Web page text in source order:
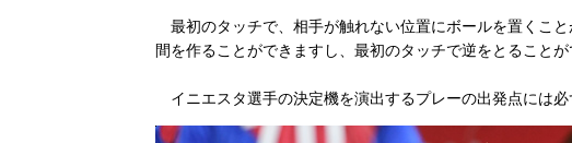
最初のタッチで、相手が触れない位置にボールを置くこ
間を作ることができますし、最初のタッチで逆をとること
イニエスタ選手の決定機を演出するプレーの出発点には必